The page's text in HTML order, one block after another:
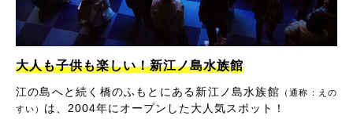
大人も子供も楽しい！新江ノ島水族館
江の島へと続く橋のふもとにある新江ノ島水族館 （通称：えの
すい） は、2004年にオープンした大人気スポット！